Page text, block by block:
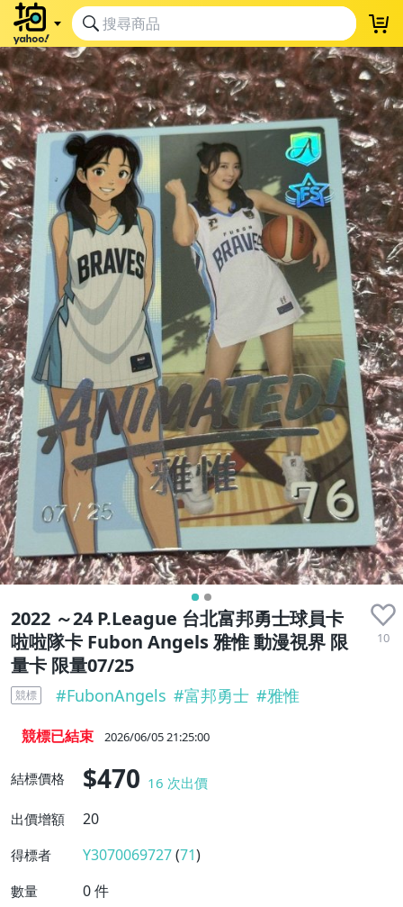
2022 ～24 P.League 台北富邦勇士球員卡
啦啦隊卡 Fubon Angels 雅惟 動漫視界 限
量卡 限量07/25
10
競標 #FubonAngels #富邦勇士 #雅惟
競標已結束 2026/06/05 21:25:00
結標價格 $470 16 次出價
出價增額
20
得標者 Y3070069727(71)
數量 0件